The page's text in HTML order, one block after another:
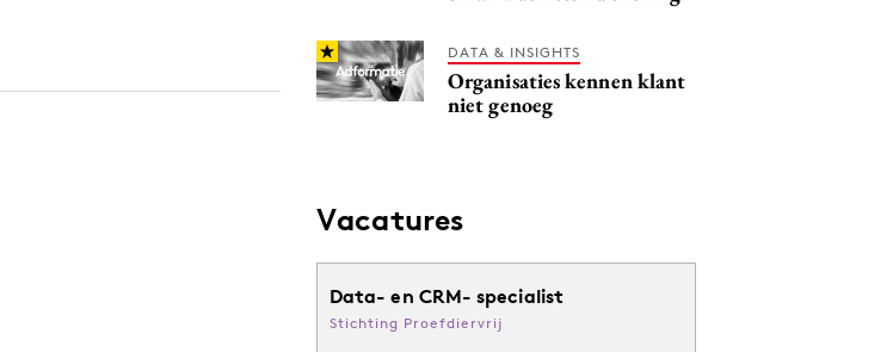
DATA & INSIGHTS
Organisaties kennen klant
niet genoeg
Vacatures
Data- en CRM- specialist
Stichting Proefdiervrij